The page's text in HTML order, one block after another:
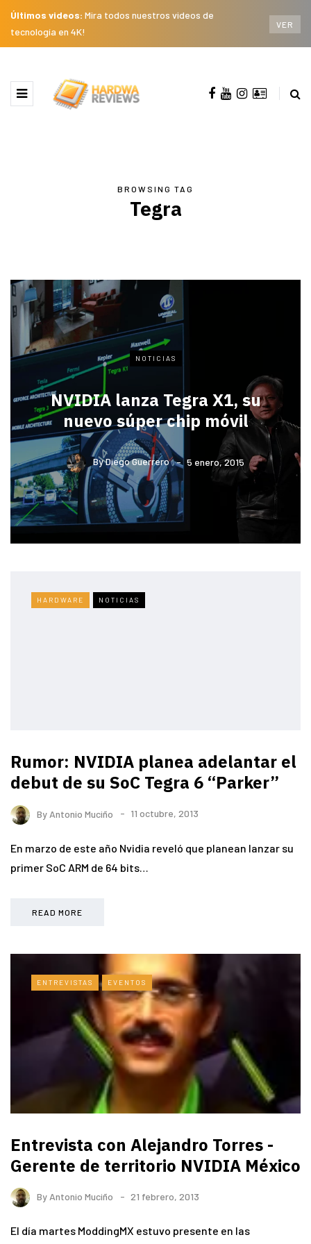
Últimos videos: Mira todos nuestros videos de
tecnología en 4K!
VER
BROWSING TAG
Tegra
NOTICIAS
NVIDIA lanza Tegra X1, su
nuevo súper chip móvil
ByDiego Guerrero 5 enero, 2015
HARDWARE NOTICIAS
Rumor: NVIDIA planea adelantar el
debut de su SoC Tegra 6 “Parker”
By Antonio Muciño 11 octubre, 2013
En marzo de este año Nvidia reveló que planean lanzar su
primer SoC ARM de 64 bits…
READ MORE
ENTREVISTAS EVENTOS
Entrevista con Alejandro Torres -
Gerente de territorio NVIDIA México
By Antonio Muciño 21 febrero, 2013
El día martes ModdingMX estuvo presente en las